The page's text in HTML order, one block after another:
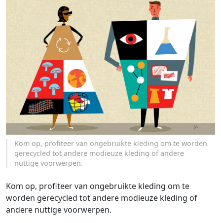
Kom op, profiteer van ongebruikte kleding om te worden
gerecycled tot andere modieuze kleding of andere
nuttige voorwerpen.
Kom op, profiteer van ongebruikte kleding om te
worden gerecycled tot andere modieuze kleding of
andere nuttige voorwerpen.